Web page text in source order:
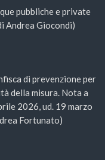
pubbliche e private
Andrea Giocondi)
di prevenzione per
della misura. Nota a
2026, ud. 19 marzo
Fortunato)